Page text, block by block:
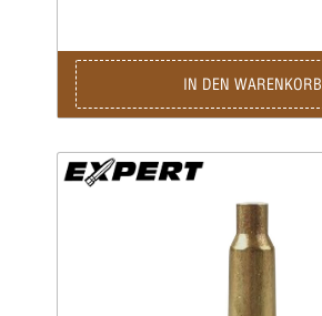
IN DEN WARENKORB